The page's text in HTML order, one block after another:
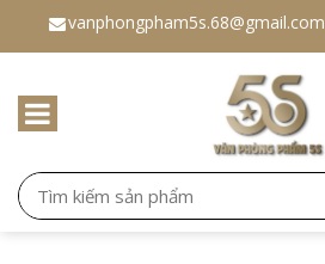
vanphongpham5s.68@gmail.com